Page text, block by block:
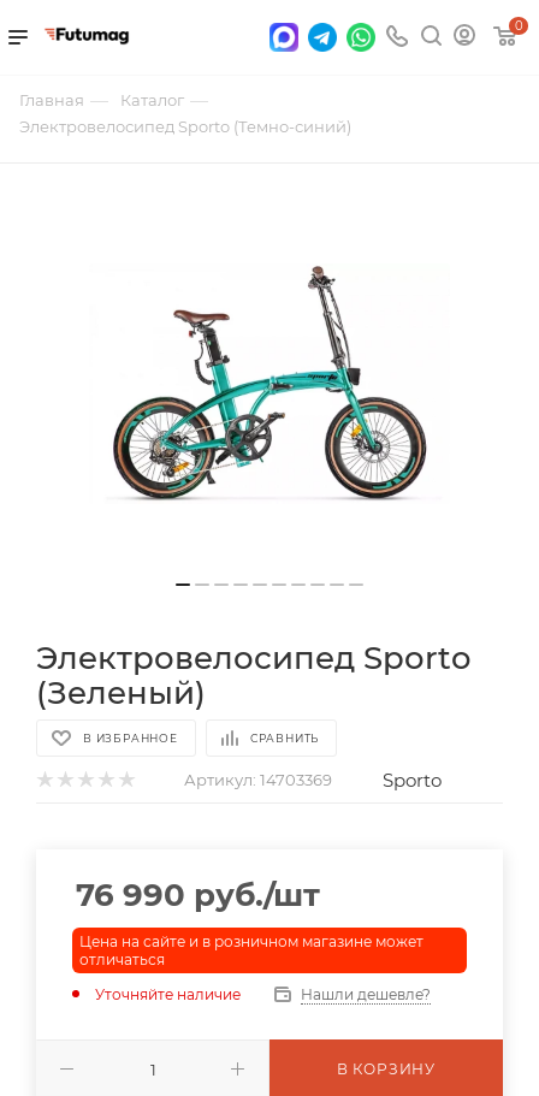
0
Главная — Каталог —
Электровелосипед Sporto (Темно-синий)
Электровелосипед Sporto
(Зеленый)
В ИЗБРАННОЕ СРАВНИТЬ
Артикул: 14703369 Sporto
76 990 руб./шт
Цена на сайте и в розничном магазине может
отличаться
Уточняйте наличие
Нашли дешевле?
В КОРЗИНУ